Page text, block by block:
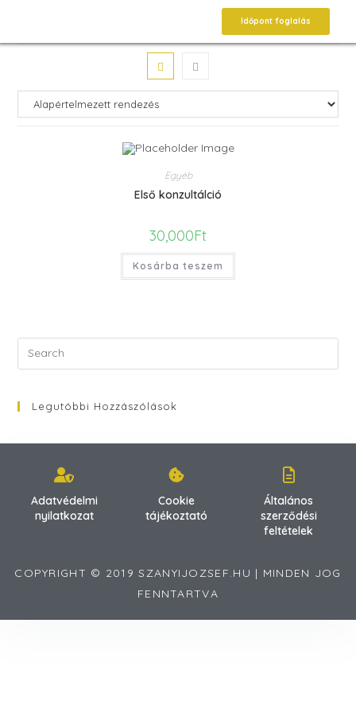
Időpont foglalás
Egyéb
Első konzultálció
30,000Ft
Kosárba teszem
Legutóbbi Hozzászólások
Adatvédelmi
nyilatkozat
Cookie
tájékoztató
Általános
szerződési
feltételek
COPYRIGHT © 2019 SZANYIJOZSEF.HU | MINDEN JOG
FENNTARTVA